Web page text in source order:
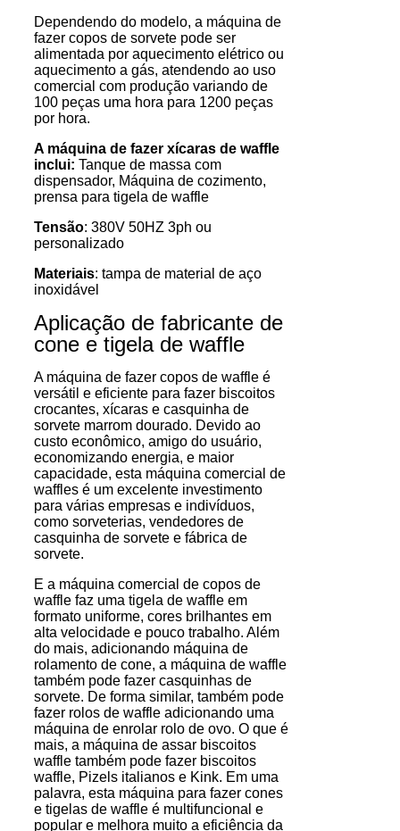
Dependendo do modelo, a máquina de
fazer copos de sorvete pode ser
alimentada por aquecimento elétrico ou
aquecimento a gás, atendendo ao uso
comercial com produção variando de
100 peças uma hora para 1200 peças
por hora.
A máquina de fazer xícaras de waffle
inclui: Tanque de massa com
dispensador, Máquina de cozimento,
prensa para tigela de waffle
Tensão: 380V 50HZ 3ph ou
personalizado
Materiais: tampa de material de aço
inoxidável
Aplicação de fabricante de
cone e tigela de waffle
A máquina de fazer copos de waffle é
versátil e eficiente para fazer biscoitos
crocantes, xícaras e casquinha de
sorvete marrom dourado. Devido ao
custo econômico, amigo do usuário,
economizando energia, e maior
capacidade, esta máquina comercial de
waffles é um excelente investimento
para várias empresas e indivíduos,
como sorveterias, vendedores de
casquinha de sorvete e fábrica de
sorvete.
E a máquina comercial de copos de
waffle faz uma tigela de waffle em
formato uniforme, cores brilhantes em
alta velocidade e pouco trabalho. Além
do mais, adicionando máquina de
rolamento de cone, a máquina de waffle
também pode fazer casquinhas de
sorvete. De forma similar, também pode
fazer rolos de waffle adicionando uma
máquina de enrolar rolo de ovo. O que é
mais, a máquina de assar biscoitos
waffle também pode fazer biscoitos
waffle, Pizels italianos e Kink. Em uma
palavra, esta máquina para fazer cones
e tigelas de waffle é multifuncional e
popular e melhora muito a eficiência da